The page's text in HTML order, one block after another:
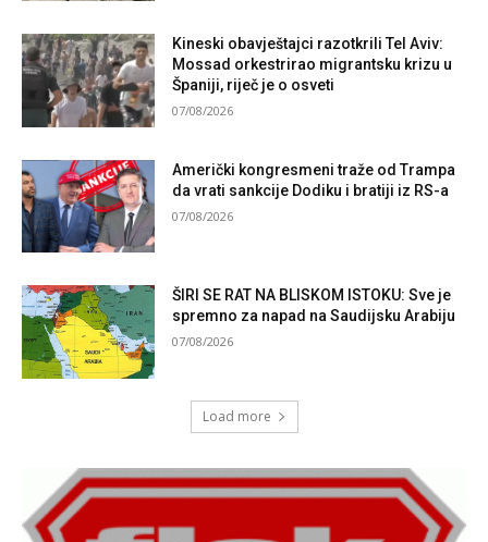
Kineski obavještajci razotkrili Tel Aviv:
Mossad orkestrirao migrantsku krizu u
Španiji, riječ je o osveti
07/08/2026
Američki kongresmeni traže od Trampa
da vrati sankcije Dodiku i bratiji iz RS-a
07/08/2026
ŠIRI SE RAT NA BLISKOM ISTOKU: Sve je
spremno za napad na Saudijsku Arabiju
07/08/2026
Load more